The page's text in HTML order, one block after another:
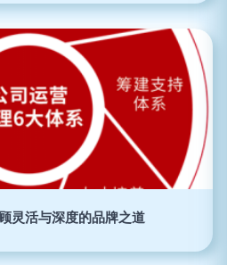
灵活与深度的品牌之道